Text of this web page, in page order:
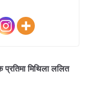
मिथिला ललित